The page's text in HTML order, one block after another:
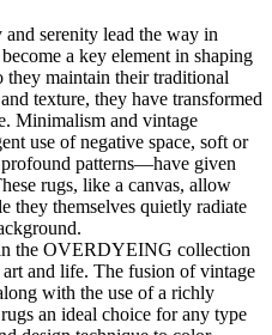
serenity lead the way in
a key element in shaping
they maintain their traditional
texture, they have transformed
Minimalism and vintage
use of negative space, soft or
patterns—have given
rugs, like a canvas, allow
they themselves quietly radiate
the OVERDYEING collection
and life. The fusion of vintage
with the use of a richly
an ideal choice for any type